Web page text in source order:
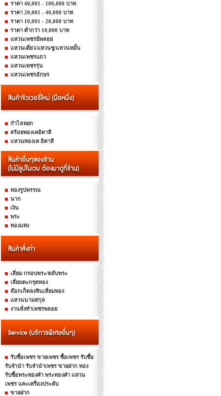
ราคา 40,001 - 100,000 บาท
ราคา 20,001 - 40,000 บาท
ราคา 10,001 - 20,000 บาท
ราคา ต่ำกว่า 10,000 บาท
แหวนเพชรมีพลอย
แหวนเดี่ยว/แหวนชู/แหวนหมั้น
แหวนเพชรแถว
แหวนเพชรรุ่น
แหวนเพชรอักษร
กำไลหยก
สร้อยทองเคอิตาลี
แหวนทองเค อิตาลี
ทองรูปพรรณ
นาก
เงิน
พระ
ทองแท่ง
เลี่ยม กรอบพระ/ตลับพระ
เลี่ยมตะกรุดทอง
ล๊อกเก็ตลงหินเลี่ยมทอง
แหวนนามสกุล
งานสั่งทำเพชรพลอย
รับซื้อเพชร ขายเพชร ซื้อเพชร รับซื้อ
รับจำนำ รับจำนำเพชร ขายฝาก ทอง
รับซื้อพระทองคำ พระทองคำ แหวน
เพชร และเครื่องประดับ
ขายฝาก